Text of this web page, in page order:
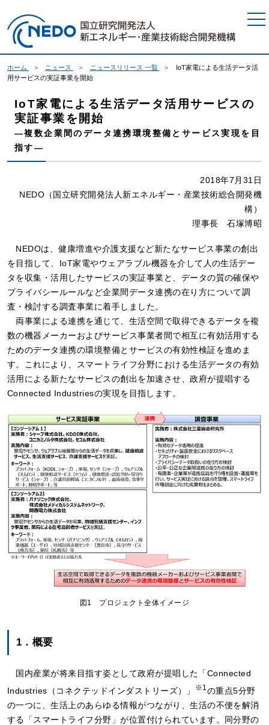
ホーム ニュース ニュースリリース 一覧
IoT家電による生活データ活
用サービスの実証事業を開始
IoT家電による生活データ活用サービスの
実証事業を開始
―複数企業間のデータ連携環境整備とサービス実現を目
指す―
2018年7月31日
NEDO（国立研究開発法人新エネルギー・産業技術総合開発機
構）
理事長 石塚博昭
NEDOは、健康増進や介護支援など新たなサービス事業の創出
を目指して、IoT家電やウェアラブル機器を介して人の生活デー
タを収集・活用したサービスの実証事業と、データの質の確保や
プライバシールールなど企業間データ連携の在り方について調
査・検討する調査事業に着手しました。
両事業による連携を通じて、生活空間で取得できるデータを複
数の機器メーカーおよびサービス事業者間で相互に有効活用する
ためのデータ連携の環境整備とサービスの有効性検証を進めま
す。これにより、スマートライフ分野における生活データの有効
活用による新たなサービスの創出を加速させ、政府が提唱する
Connected Industriesの実現を目指します。
図1 プロジェクト全体イメージ
1．概要
国内産業が将来目指す姿として政府が提唱した「Connected
Industries（コネクテッドインダストリーズ）」
※1 の重点5分野
の一つに、生活上のあらゆる情報がつながり、生活の不便を解消
する「スマートライフ分野」が位置付けられています。同分野の